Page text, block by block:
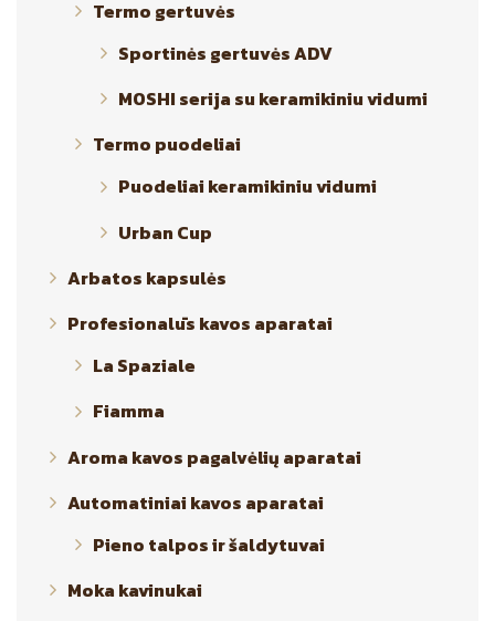
Termo gertuvės
Sportinės gertuvės ADV
MOSHI serija su keramikiniu vidumi
Termo puodeliai
Puodeliai keramikiniu vidumi
Urban Cup
Arbatos kapsulės
Profesionalūs kavos aparatai
La Spaziale
Fiamma
Aroma kavos pagalvėlių aparatai
Automatiniai kavos aparatai
Pieno talpos ir šaldytuvai
Moka kavinukai